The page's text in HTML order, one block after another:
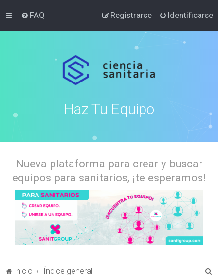
FAQ Identificarse
Registrarse
Haz Tu Equipo
Nueva plataforma para crear y buscar
equipos para sanitarios, ¡te esperamos!
Inicio Índice general